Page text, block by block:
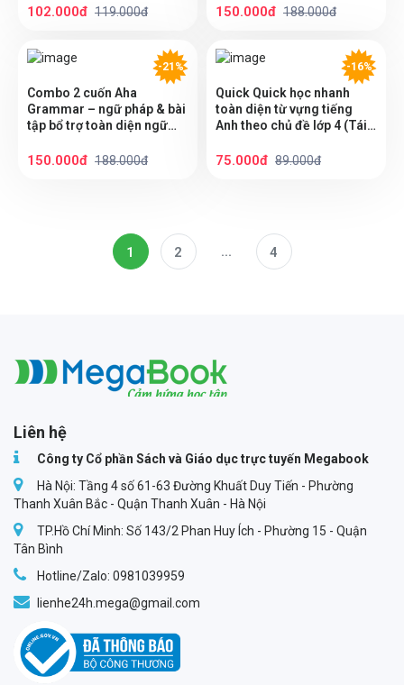
102.000đ 119.000đ
chủ đề
150.000đ 188.000đ
-21%
Combo 2 cuốn Aha
Grammar – ngữ pháp & bài
tập bổ trợ toàn diện ngữ
chủ đề
150.000đ 188.000đ
-16%
Quick Quick học nhanh
toàn diện từ vựng tiếng
Anh theo chủ đề lớp 4 (Tái
75.000đ 89.000đ
1 2 ... 4
Liên hệ
Công ty Cổ phần Sách và Giáo dục trực tuyến Megabook
Hà Nội: Tầng 4 số 61-63 Đường Khuất Duy Tiến - Phường
Thanh Xuân Bắc - Quận Thanh Xuân - Hà Nội
TP.Hồ Chí Minh: Số 143/2 Phan Huy Ích - Phường 15 - Quận
Tân Bình
Hotline/Zalo: 0981039959
lienhe24h.mega@gmail.com